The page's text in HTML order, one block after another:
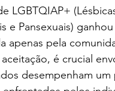
LGBTQIAP+
e Pansexuais)
apenas pela
é crucial
desempenham um